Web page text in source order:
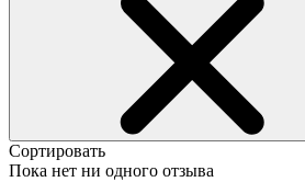
Сортировать
Пока нет ни одного отзыва